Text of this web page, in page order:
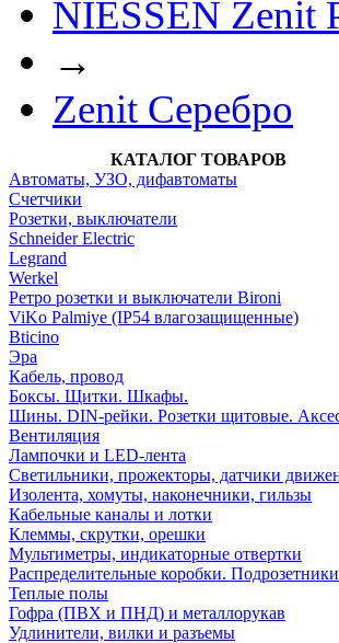
NIESSEN Zenit
→
Zenit Серебро
КАТАЛОГ ТОВАРОВ
Автоматы, УЗО, дифавтоматы
Счетчики
Розетки, выключатели
Schneider Electric
Legrand
Werkel
Ретро розетки и выключатели Bironi
ViKo Palmiye (IP54 влагозащищенные)
Bticino
Эра
Кабель, провод
Боксы. Щитки. Шкафы.
Шины. DIN-рейки. Розетки щитовые.
Вентиляция
Лампочки и LED-лента
Светильники, прожекторы, датчики
Изолента, хомуты, наконечники, гильзы
Кабельные каналы и лотки
Клеммы, скрутки, орешки
Мультиметры, индикаторные отвертки
Распределительные коробки.
Теплые полы
Гофра (ПВХ и ПНД) и металлорукав
Удлинители, вилки и разъемы